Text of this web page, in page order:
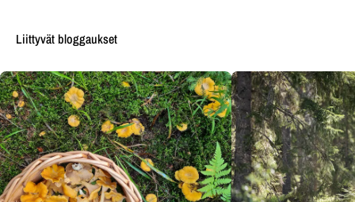
Liittyvät bloggaukset